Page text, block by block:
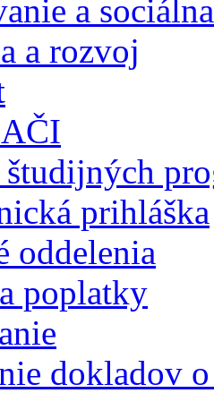
a
a rozvoj
študijných
prihláška
oddelenia
poplatky
dokladov